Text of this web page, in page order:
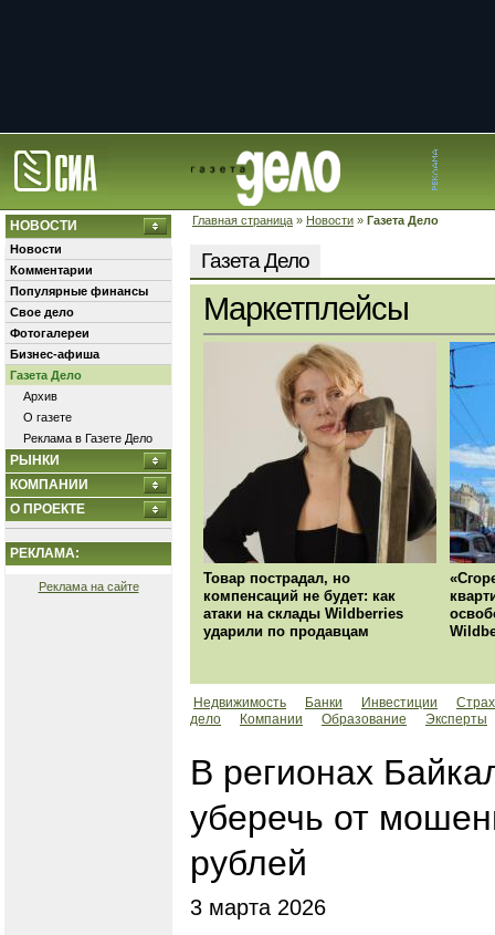
Главная страница » Новости » Газета Дело
НОВОСТИ
Новости
Комментарии
Популярные финансы
Свое дело
Фотогалереи
Бизнес-афиша
Газета Дело
Архив
О газете
Реклама в Газете Дело
РЫНКИ
КОМПАНИИ
О ПРОЕКТЕ
РЕКЛАМА:
Реклама на сайте
Газета Дело
Маркетплейсы
Товар пострадал, но
компенсаций не будет: как
атаки на склады Wildberries
ударили по продавцам
Недвижимость Банки Инвестиции
дело
Компании Образование Эксперты
В регионах
уберечь от
рублей
3 марта 2026